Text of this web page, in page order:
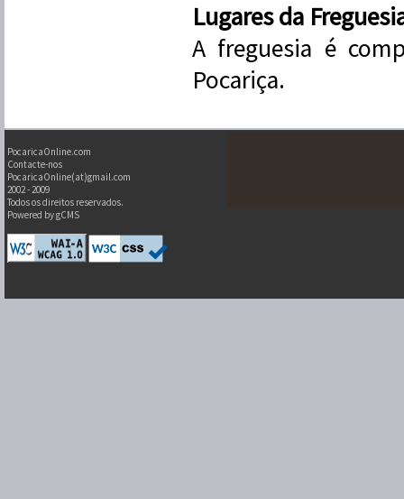
Lugares da
A freguesia é
Pocariça.
PocaricaOnline.com
Contacte-nos
PocaricaOnline(at)gmail.com
2002 - 2009
Todos os direitos reservados.
Powered by gCMS